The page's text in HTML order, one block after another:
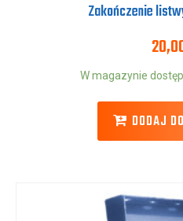
Zakończenie
W magazynie
DODAJ